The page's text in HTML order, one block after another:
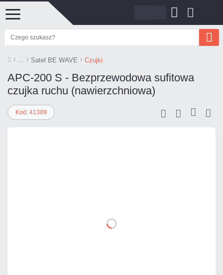
Satel BE WAVE Czujki
APC-200 S - Bezprzewodowa sufitowa
czujka ruchu (nawierzchniowa)
Kod: 41389